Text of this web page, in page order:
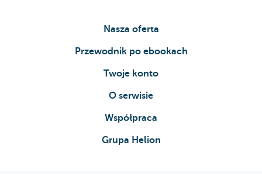
Nasza oferta
Przewodnik po ebookach
Twoje konto
O serwisie
Współpraca
Grupa Helion